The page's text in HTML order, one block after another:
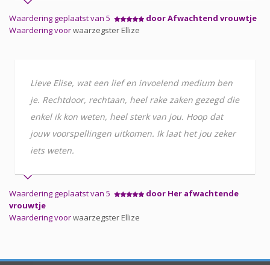
Waardering geplaatst van 5
door Afwachtend vrouwtje
Waardering voorwaarzegster Ellize
Lieve Elise, wat een lief en invoelend medium ben
je. Rechtdoor, rechtaan, heel rake zaken gezegd die
enkel ik kon weten, heel sterk van jou. Hoop dat
jouw voorspellingen uitkomen. Ik laat het jou zeker
iets weten.
Waardering geplaatst van 5
door Her afwachtende
vrouwtje
Waardering voorwaarzegster Ellize